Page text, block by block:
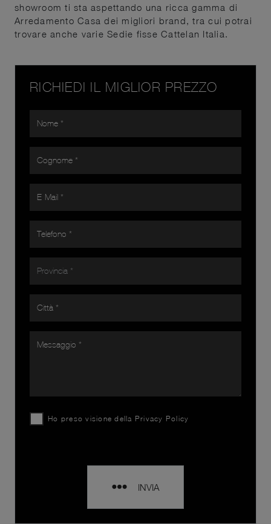
showroom ti sta aspettando una ricca gamma di
Arredamento Casa dei migliori brand, tra cui potrai
trovare anche varie Sedie fisse Cattelan Italia.
RICHIEDI IL MIGLIOR PREZZO
Ho preso visione della Privacy Policy
INVIA